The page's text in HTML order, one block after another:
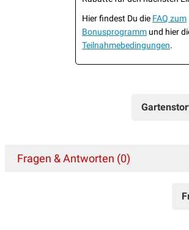
Hier findest Du die FAQ zum
Bonusprogramm und hier
Teilnahmebedingungen.
Fragen & Antworten (0)